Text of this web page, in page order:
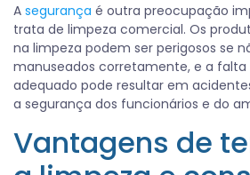
A segurança é outra preocupação
trata de limpeza comercial. Os
na limpeza podem ser perigosos se
manuseados corretamente, e a
adequado pode resultar em
a segurança dos funcionários e do
Vantagens de